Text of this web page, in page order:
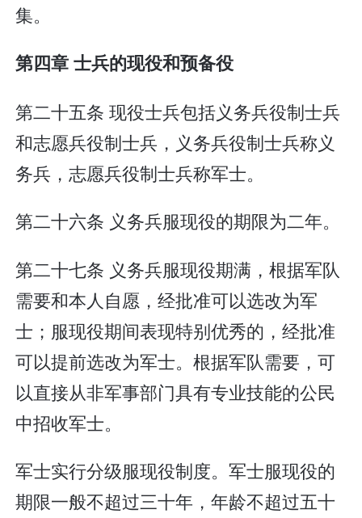
集。
第四章 士兵的现役和预备役
第二十五条 现役士兵包括义务兵役制士兵
和志愿兵役制士兵，义务兵役制士兵称义
务兵，志愿兵役制士兵称军士。
第二十六条 义务兵服现役的期限为二年。
第二十七条 义务兵服现役期满，根据军队
需要和本人自愿，经批准可以选改为军
士；服现役期间表现特别优秀的，经批准
可以提前选改为军士。根据军队需要，可
以直接从非军事部门具有专业技能的公民
中招收军士。
军士实行分级服现役制度。军士服现役的
期限一般不超过三十年，年龄不超过五十